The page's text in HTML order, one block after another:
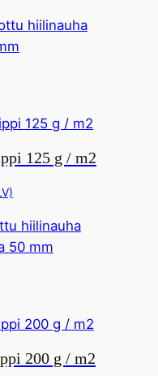
hiilinauha
125 g / m2
hiilinauha
50 mm
200 g / m2